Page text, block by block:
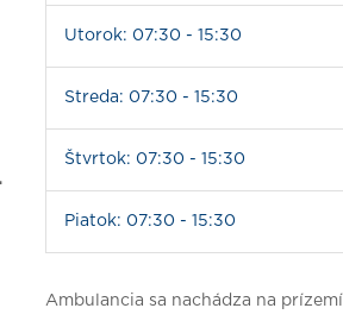
Utorok: 07:30 - 15:30
Streda: 07:30 - 15:30
Štvrtok: 07:30 - 15:30
Piatok: 07:30 - 15:30
Ambulancia sa nachádza na prízemí